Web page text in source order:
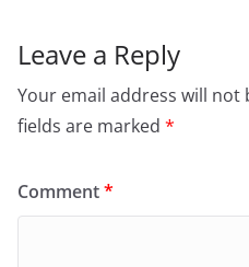
Leave a Reply
Your email address will not
fields are marked *
Comment*